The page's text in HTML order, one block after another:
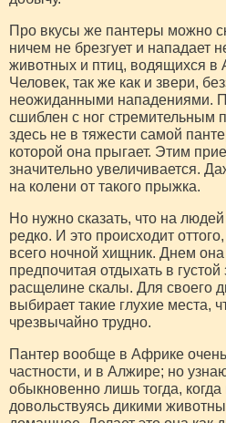
Про вкусы же пантеры можно
ничем не брезгует и нападает
животных и птиц, водящихся в
Человек, так же как и звери,
неожиданными нападениями.
сшиблен с ног стремительным
здесь не в тяжести самой
которой она прыгает. Этим
значительно увеличивается.
на колени от такого прыжка.
Но нужно сказать, что на
редко. И это происходит
всего ночной хищник. Днем она
предпочитая отдыхать в
расщелине скалы. Для своего
выбирает такие глухие места,
чрезвычайно трудно.
Пантер вообще в Африке
частности, и в Алжире; но
обыкновенно лишь тогда, когда
довольствуясь дикими